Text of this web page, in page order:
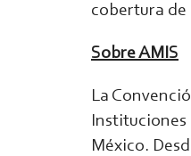
cobertura
Sobre AMIS
La
México.